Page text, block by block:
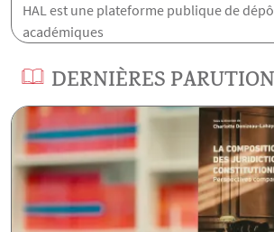
HAL est une plateforme publique de
académiques
DERNIÈRES